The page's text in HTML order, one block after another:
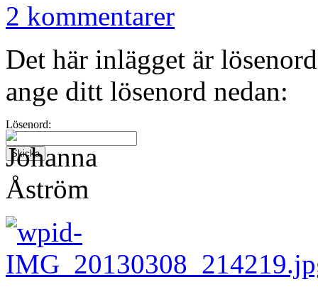
2 kommentarer
Det här inlägget är
ange ditt lösenord nedan:
Lösenord: